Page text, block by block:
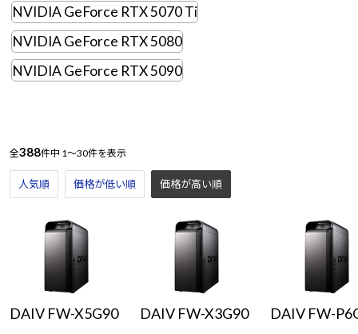
NVIDIA GeForce RTX 5070 Ti
NVIDIA GeForce RTX 5080
NVIDIA GeForce RTX 5090
全388件中 1～30件を表示
人気順 価格が低い順 価格が高い順
DAIV FW-X5G90 DAIV FW-X3G90 DAIV FW-